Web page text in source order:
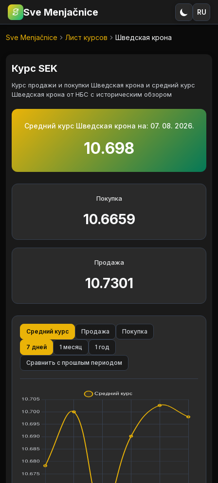
€RSD Sve Menjačnice RU
Sve Menjačnice Лист курсов Шведская крона
Курс SEK
Курс продажи и покупки Шведская крона и средний курс
Шведская крона от НБС с историческим обзором
Средний курс Шведская крона на: 07. 08. 2026.
10.698
Покупка
10.6659
Продажа
10.7301
Средний курс Продажа Покупка
7 дней 1 месяц 1 год
Сравнить с прошлым периодом